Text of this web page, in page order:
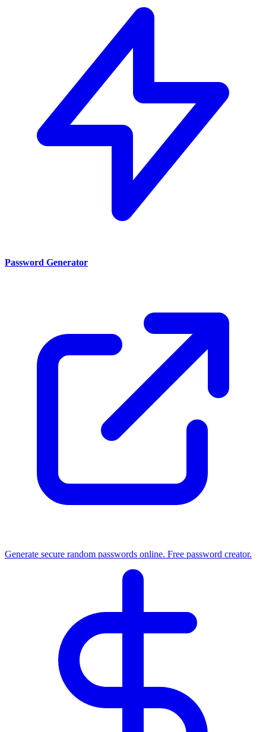
Password Generator
Generate secure random passwords online. Free password creator.